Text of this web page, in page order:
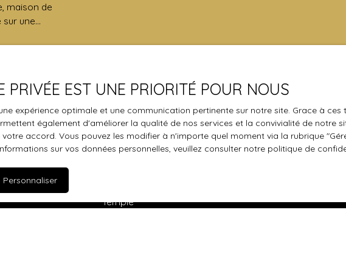
maison de
sur une
(avec
une
garage, une
au
Les derniers biens
Maison plain-pied à vendre, 4 pièces - Boussy-
Saint-Antoine
Temple
PRIVÉE EST UNE PRIORITÉ POUR NOUS
expérience optimale et une communication pertinente sur notre site. Grace à
également d'améliorer la qualité de nos services et la convivialité de notre
accord. Vous pouvez les modifier à n'importe quel moment via la rubrique
sur vos données personnelles, veuillez consulter notre politique de
Personnaliser